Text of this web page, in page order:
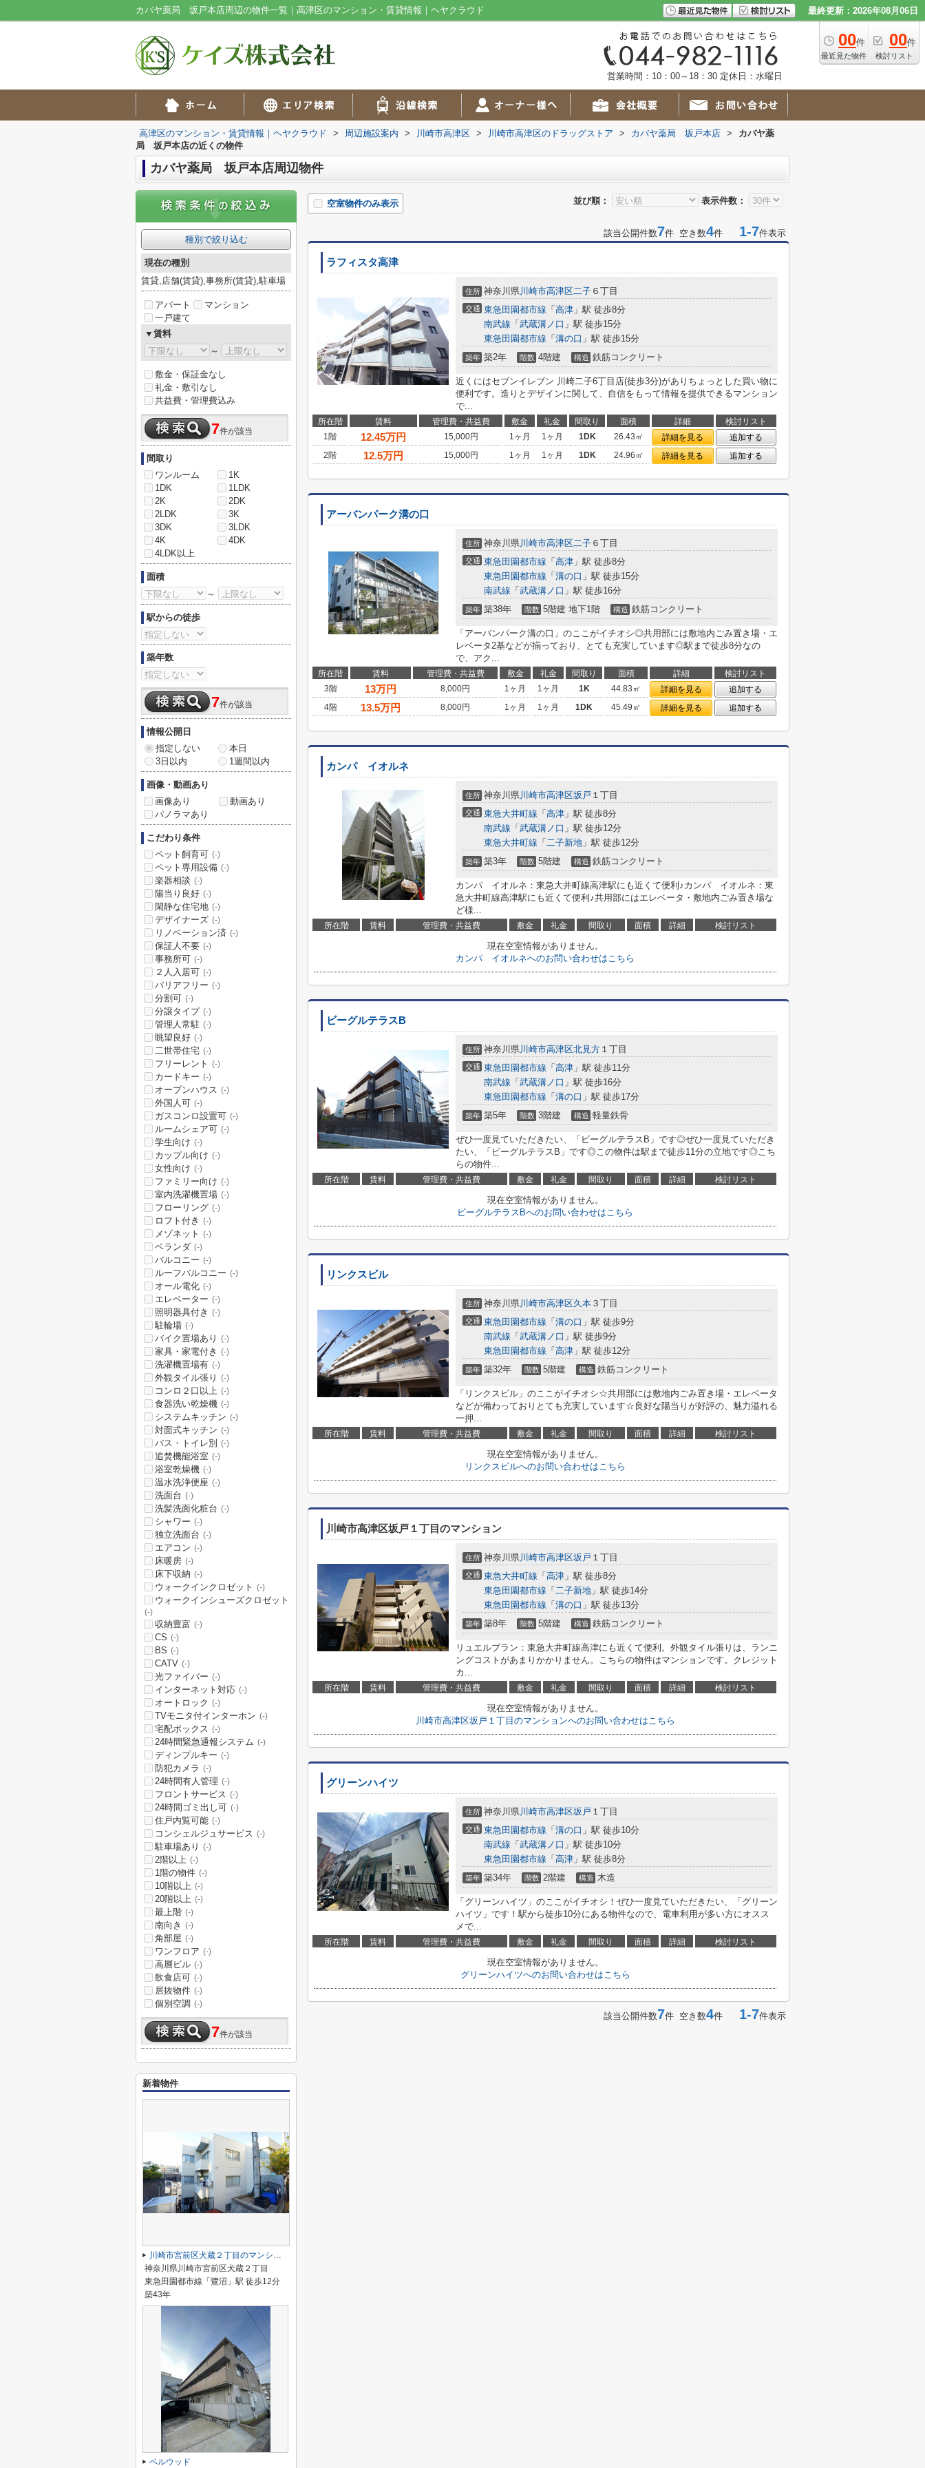
カバヤ薬局 坂戸本店周辺の物件一覧｜高津区のマンション・賃貸情報｜ヘヤクラウド 最終更新：2026年08月06日
00件
最近見た物件
00件
検討リスト
営業時間：10：00～18：30 定休日：水曜日
高津区のマンション・賃貸情報｜ヘヤクラウド > 周辺施設案内 > 川崎市高津区 > 川崎市高津区のドラッグストア > カバヤ薬局 坂戸本店 >
カバヤ薬
局 坂戸本店の近くの物件
カバヤ薬局 坂戸本店周辺物件
並び順： 表示件数：
空室物件のみ表示
該当公開件数7件 空き数4件 1-7件表示
ラフィスタ高津
住所 神奈川県川崎市高津区二子 ６丁目
交通 東急田園都市線 「 高津 」駅 徒歩8分
南武線 「 武蔵溝ノ口 」駅 徒歩15分
東急田園都市線 「 溝の口 」駅 徒歩15分
築年 築2年 階数 4階建 構造 鉄筋コンクリート
近くにはセブンイレブン 川崎二子6丁目店(徒歩3分)がありちょっとした買い物に
便利です。造りとデザインに関して、自信をもって情報を提供できるマンション
で...
所在階 賃料 管理費・共益費 敷金 礼金 間取り 面積 詳細
検討リスト
1階
12.45万円 15,000円 1ヶ月 1ヶ月 1DK 26.43㎡ 詳細を見る
追加する
2階
12.5万円 15,000円 1ヶ月 1ヶ月 1DK 24.96㎡ 詳細を見る 追加する
アーバンパーク溝の口
住所 神奈川県川崎市高津区二子 ６丁目
交通 東急田園都市線 「 高津 」駅 徒歩8分
東急田園都市線 「 溝の口 」駅 徒歩15分
南武線 「 武蔵溝ノ口 」駅 徒歩16分
築年 築38年 階数 5階建 地下1階 構造 鉄筋コンクリート
「アーバンパーク溝の口」のここがイチオシ◎共用部には敷地内ごみ置き場・エ
レベータ2基などが揃っており、とても充実しています◎駅まで徒歩8分なの
で、アク...
所在階 賃料 管理費・共益費 敷金 礼金 間取り 面積 詳細
検討リスト
3階
13万円 8,000円 1ヶ月 1ヶ月 1K 44.83㎡ 詳細を見る
追加する
4階
13.5万円 8,000円 1ヶ月 1ヶ月 1DK 45.49㎡ 詳細を見る 追加する
カンパ イオルネ
住所 神奈川県川崎市高津区坂戸 １丁目
交通 東急大井町線 「 高津 」駅 徒歩8分
南武線 「 武蔵溝ノ口 」駅 徒歩12分
東急大井町線 「 二子新地 」駅 徒歩12分
築年 築3年 階数 5階建 構造 鉄筋コンクリート
カンパ イオルネ：東急大井町線高津駅にも近くて便利♪カンパ イオルネ：東
急大井町線高津駅にも近くて便利♪共用部にはエレベータ・敷地内ごみ置き場な
ど様...
所在階 賃料 管理費・共益費 敷金 礼金 間取り 面積 詳細 検討リスト
現在空室情報がありません。
カンパ イオルネへのお問い合わせはこちら
ビーグルテラスB
住所 神奈川県川崎市高津区北見方 １丁目
交通 東急田園都市線 「 高津 」駅 徒歩11分
南武線 「 武蔵溝ノ口 」駅 徒歩16分
東急田園都市線 「 溝の口 」駅 徒歩17分
築年 築5年 階数 3階建 構造 軽量鉄骨
ぜひ一度見ていただきたい、「ビーグルテラスB」です◎ぜひ一度見ていただき
たい、「ビーグルテラスB」です◎この物件は駅まで徒歩11分の立地です◎こち
らの物件...
所在階 賃料 管理費・共益費 敷金 礼金 間取り 面積 詳細 検討リスト
現在空室情報がありません。
ビーグルテラスBへのお問い合わせはこちら
リンクスビル
住所 神奈川県川崎市高津区久本 ３丁目
交通 東急田園都市線 「 溝の口 」駅 徒歩9分
南武線 「 武蔵溝ノ口 」駅 徒歩9分
東急田園都市線 「 高津 」駅 徒歩12分
築年 築32年 階数 5階建 構造 鉄筋コンクリート
「リンクスビル」のここがイチオシ☆共用部には敷地内ごみ置き場・エレベータ
などが備わっておりとても充実しています☆良好な陽当りが好評の、魅力溢れる
一押...
所在階 賃料 管理費・共益費 敷金 礼金 間取り 面積 詳細 検討リスト
現在空室情報がありません。
リンクスビルへのお問い合わせはこちら
川崎市高津区坂戸１丁目のマンション
住所 神奈川県川崎市高津区坂戸 １丁目
交通 東急大井町線 「 高津 」駅 徒歩8分
東急田園都市線 「 二子新地 」駅 徒歩14分
東急田園都市線 「 溝の口 」駅 徒歩13分
築年 築8年 階数 5階建 構造 鉄筋コンクリート
リュエルブラン：東急大井町線高津にも近くて便利。外観タイル張りは、ランニ
ングコストがあまりかかりません。こちらの物件はマンションです。クレジット
カ...
所在階 賃料 管理費・共益費 敷金 礼金 間取り 面積 詳細 検討リスト
現在空室情報がありません。
川崎市高津区坂戸１丁目のマンションへのお問い合わせはこちら
グリーンハイツ
住所 神奈川県川崎市高津区坂戸 １丁目
交通 東急田園都市線 「 溝の口 」駅 徒歩10分
南武線 「 武蔵溝ノ口 」駅 徒歩10分
東急田園都市線 「 高津 」駅 徒歩8分
築年 築34年 階数 2階建 構造 木造
「グリーンハイツ」のここがイチオシ！ぜひ一度見ていただきたい、「グリーン
ハイツ」です！駅から徒歩10分にある物件なので、電車利用が多い方にオスス
メで...
所在階 賃料 管理費・共益費 敷金 礼金 間取り 面積 詳細 検討リスト
現在空室情報がありません。
グリーンハイツへのお問い合わせはこちら
該当公開件数7件 空き数4件 1-7件表示
種別で絞り込む
現在の種別
賃貸,店舗(賃貸),事務所(賃貸),駐車場
アパート
マンション
一戸建て
▼賃料
～
敷金・保証金なし
礼金・敷引なし
共益費・管理費込み
7件が該当
間取り
ワンルーム
1K
1DK
1LDK
2K
2DK
2LDK
3K
3DK
3LDK
4K
4DK
4LDK以上
面積
～
駅からの徒歩
築年数
7件が該当
情報公開日
指定しない
本日
3日以内
1週間以内
画像・動画あり
画像あり
動画あり
パノラマあり
こだわり条件
ペット飼育可 (-)
ペット専用設備 (-)
楽器相談 (-)
陽当り良好 (-)
閑静な住宅地 (-)
デザイナーズ (-)
リノベーション済 (-)
保証人不要 (-)
事務所可 (-)
２人入居可 (-)
バリアフリー (-)
分割可 (-)
分譲タイプ (-)
管理人常駐 (-)
眺望良好 (-)
二世帯住宅 (-)
フリーレント (-)
カードキー (-)
オープンハウス (-)
外国人可 (-)
ガスコンロ設置可 (-)
ルームシェア可 (-)
学生向け (-)
カップル向け (-)
女性向け (-)
ファミリー向け (-)
室内洗濯機置場 (-)
フローリング (-)
ロフト付き (-)
メゾネット (-)
ベランダ (-)
バルコニー (-)
ルーフバルコニー (-)
オール電化 (-)
エレベーター (-)
照明器具付き (-)
駐輪場 (-)
バイク置場あり (-)
家具・家電付き (-)
洗濯機置場有 (-)
外観タイル張り (-)
コンロ２口以上 (-)
食器洗い乾燥機 (-)
システムキッチン (-)
対面式キッチン (-)
バス・トイレ別 (-)
追焚機能浴室 (-)
浴室乾燥機 (-)
温水洗浄便座 (-)
洗面台 (-)
洗髪洗面化粧台 (-)
シャワー (-)
独立洗面台 (-)
エアコン (-)
床暖房 (-)
床下収納 (-)
ウォークインクロゼット (-)
ウォークインシューズクロゼット
(-)
収納豊富 (-)
CS (-)
BS (-)
CATV (-)
光ファイバー (-)
インターネット対応 (-)
オートロック (-)
TVモニタ付インターホン (-)
宅配ボックス (-)
24時間緊急通報システム (-)
ディンプルキー (-)
防犯カメラ (-)
24時間有人管理 (-)
フロントサービス (-)
24時間ゴミ出し可 (-)
住戸内覧可能 (-)
コンシェルジュサービス (-)
駐車場あり (-)
2階以上 (-)
1階の物件 (-)
10階以上 (-)
20階以上 (-)
最上階 (-)
南向き (-)
角部屋 (-)
ワンフロア (-)
高層ビル (-)
飲食店可 (-)
居抜物件 (-)
個別空調 (-)
7件が該当
新着物件
川崎市宮前区犬蔵２丁目のマンション
神奈川県川崎市宮前区犬蔵２丁目
東急田園都市線「鷺沼」駅 徒歩12分
築43年
ベルウッド